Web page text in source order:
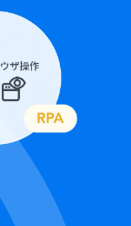
プランは、2週
。無料トライア
ができます。
分の間隔で起動
すので、ご注意
字が小さい場合
意ください。
300MBまでで
になる可能性が